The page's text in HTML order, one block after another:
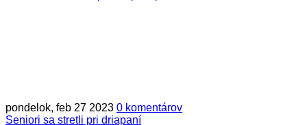
pondelok, feb 27 2023 0 komentárov
Seniori sa stretli pri driapaní